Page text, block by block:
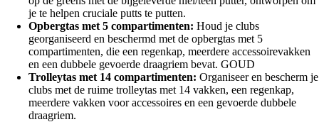
je te helpen cruciale putts te putten.
Opbergtas met 5 compartimenten: Houd je clubs
georganiseerd en beschermd met de opbergtas met 5
compartimenten, die een regenkap, meerdere accessoirevakken
en een dubbele gevoerde draagriem bevat. GOUD
Trolleytas met 14 compartimenten: Organiseer en bescherm je
clubs met de ruime trolleytas met 14 vakken, een regenkap,
meerdere vakken voor accessoires en een gevoerde dubbele
draagriem.